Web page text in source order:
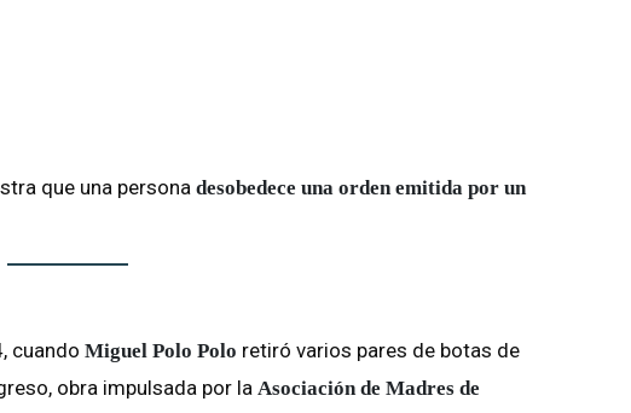
que una persona desobedece una orden emitida por un
cuando Miguel Polo Polo retiró varios pares de botas de
obra impulsada por la Asociación de Madres de